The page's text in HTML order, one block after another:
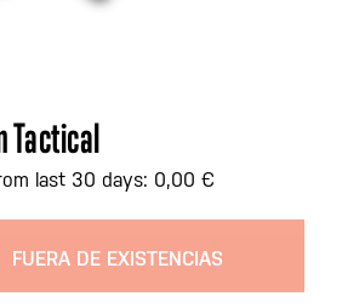
Tactical
last 30 days: 0,00 €
FUERA DE EXISTENCIAS